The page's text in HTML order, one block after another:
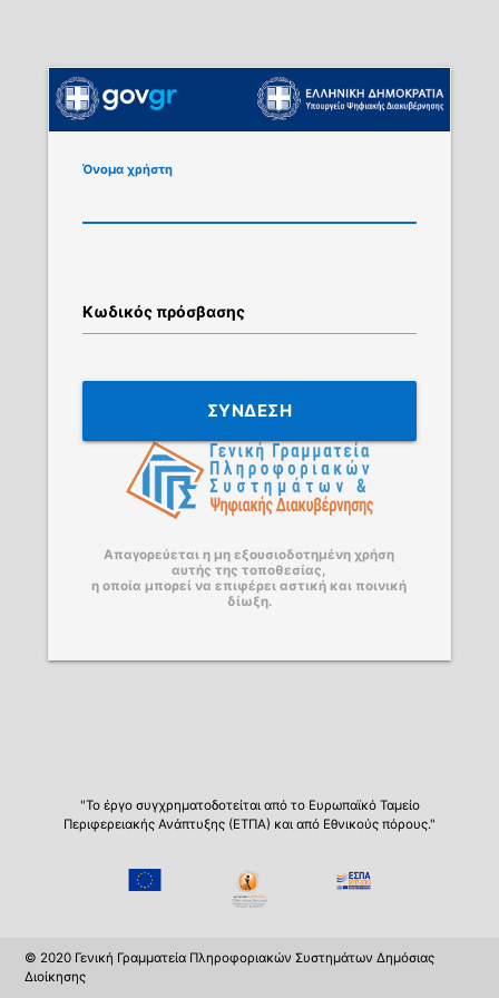
Όνομα χρήστη
Κωδικός πρόσβασης
ΣΥΝΔΕΣΗ
Απαγορεύεται η μη εξουσιοδοτημένη χρήση
αυτής της τοποθεσίας,
η οποία μπορεί να επιφέρει αστική και ποινική
δίωξη.
"Το έργο συγχρηματοδοτείται από το Ευρωπαϊκό Ταμείο
Περιφερειακής Ανάπτυξης (ΕΤΠΑ) και από Εθνικούς πόρους."
© 2020 Γενική Γραμματεία Πληροφοριακών Συστημάτων Δημόσιας
Διοίκησης